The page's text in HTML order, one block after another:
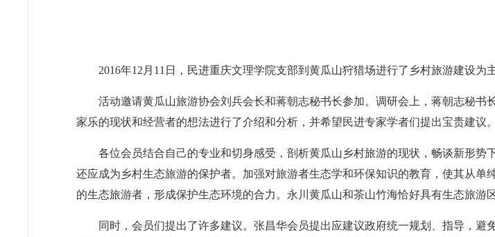
2016年12月11日，民进重庆文理学院支部到黄瓜山狩猎场进行了乡村旅游建设为
活动邀请黄瓜山旅游协会刘兵会长和蒋朝志秘书长参加。调研会上，蒋朝志秘
家乐的现状和经营者的想法进行了介绍和分析，并希望民进专家学者们提出宝贵建议。
各位会员结合自己的专业和切身感受，剖析黄瓜山乡村旅游的现状，畅谈新形势
还应成为乡村生态旅游的保护者。加强对旅游者生态学和环保知识的教育，使其从
的生态旅游者，形成保护生态环境的合力。永川黄瓜山和茶山竹海恰好具有生态旅游
同时，会员们提出了许多建议。张昌华会员提出应建议政府统一规划、指导，